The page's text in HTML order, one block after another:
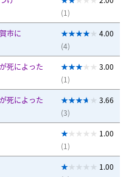
(1)
市に
4.00
(4)
死によった
3.00
(1)
死によった
3.66
(3)
1.00
(1)
1.00